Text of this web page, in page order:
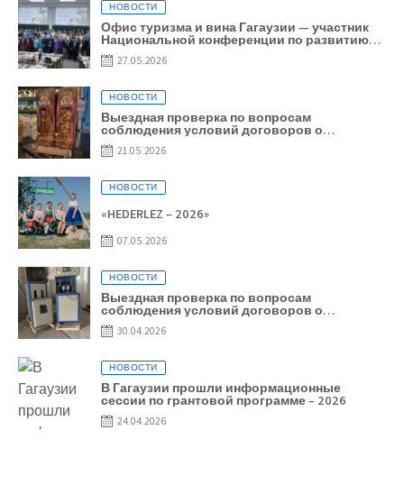
НОВОСТИ
Офис туризма и вина Гагаузии — участник
Национальной конференции по развитию
туризма
27.05.2026
НОВОСТИ
Выездная проверка по вопросам
соблюдения условий договоров о
предоставлении грантов предприятия SRL
Baurlukhouse
21.05.2026
НОВОСТИ
«HEDERLEZ – 2026»
07.05.2026
НОВОСТИ
Выездная проверка по вопросам
соблюдения условий договоров о
предоставлении грантов предприятия SRL
Grand Nic Oil Company
30.04.2026
НОВОСТИ
В Гагаузии прошли информационные
сессии по грантовой программе – 2026
24.04.2026